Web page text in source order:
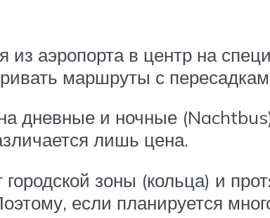
аэропорта в центр на
маршруты с
дневные и ночные
лишь цена.
зоны (кольца) и
если планируется